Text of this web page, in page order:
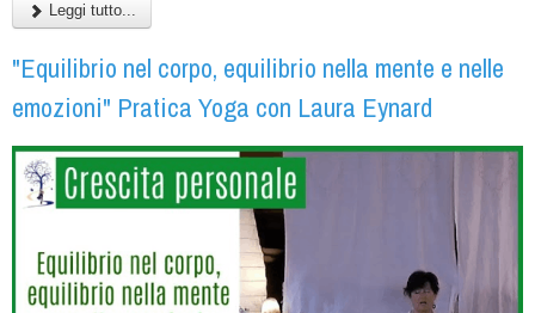
Leggi tutto...
"Equilibrio nel corpo, equilibrio nella mente e nelle
emozioni" Pratica Yoga con Laura Eynard